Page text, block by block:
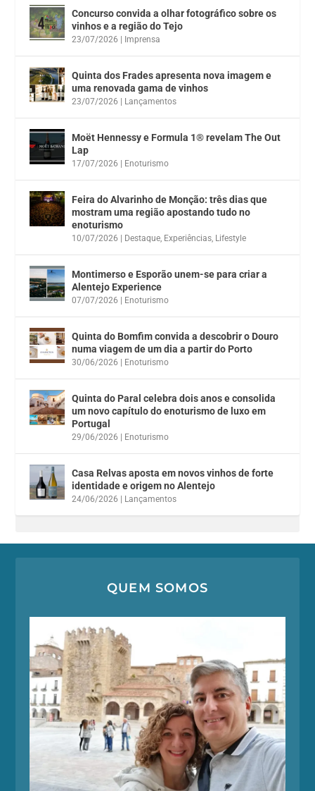
Concurso convida a olhar fotográfico sobre os
vinhos e a região do Tejo
23/07/2026 Imprensa
Quinta dos Frades apresenta nova imagem e
uma renovada gama de vinhos
23/07/2026 Lançamentos
Moët Hennessy e Formula 1® revelam The Out
Lap
17/07/2026 Enoturismo
Feira do Alvarinho de Monção: três dias que
mostram uma região apostando tudo no
enoturismo
10/07/2026 Destaque, Experiências, Lifestyle
Montimerso e Esporão unem-se para criar a
Alentejo Experience
07/07/2026 Enoturismo
Quinta do Bomfim convida a descobrir o Douro
numa viagem de um dia a partir do Porto
30/06/2026 Enoturismo
Quinta do Paral celebra dois anos e consolida
um novo capítulo do enoturismo de luxo em
Portugal
29/06/2026 Enoturismo
Casa Relvas aposta em novos vinhos de forte
identidade e origem no Alentejo
24/06/2026 Lançamentos
QUEM SOMOS